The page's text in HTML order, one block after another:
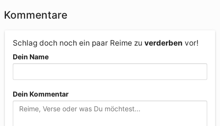
Kommentare
Schlag doch noch ein paar Reime zu verderben vor!
Dein Name
Dein Kommentar